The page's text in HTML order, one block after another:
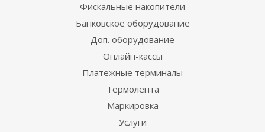
Фискальные накопители
Банковское оборудование
Доп. оборудование
Онлайн-кассы
Платежные терминалы
Термолента
Маркировка
Услуги